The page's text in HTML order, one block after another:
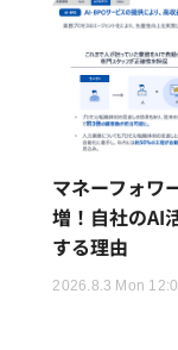
マネーフォワ
増！自社のAI
する理由
2026.8.3 Mon